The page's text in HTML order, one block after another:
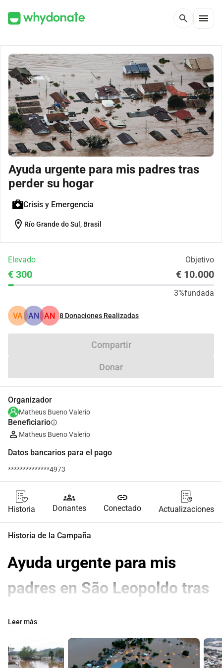
search menu
Ayuda urgente para mis padres tras
perder su hogar
Crisis y Emergencia
location_on Río Grande do Sul, Brasil
Elevado Objetivo
€ 300 € 10.000
3%fundada
VA AN AN 8 Donaciones Realizadas
Compartir
Donar
Organizador
Matheus Bueno Valerio
Beneficiarioinfo
Matheus Bueno Valerio
Datos bancarios para el pago
**************4973
Historia
groups
Donantes
link
Conectado Actualizaciones
Historia de la Campaña
Ayuda urgente para mis
padres en São Leopoldo tras
inundaciones
Hola, soy Matheus Bueno Valerio y estoy organizando esta
Leer más